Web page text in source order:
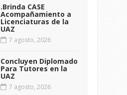
.Brinda CASE
Acompañamiento a
Licenciaturas de la
UAZ
7 agosto, 2026
Concluyen Diplomado
Para Tutores en la
UAZ
7 agosto, 2026